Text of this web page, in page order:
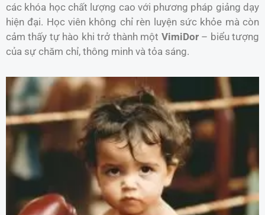
các khóa học chất lượng cao với phương pháp giảng dạy
hiện đại. Học viên không chỉ rèn luyện sức khỏe mà còn
cảm thấy tự hào khi trở thành một VimiDor– biểu tượng
của sự chăm chỉ, thông minh và tỏa sáng.